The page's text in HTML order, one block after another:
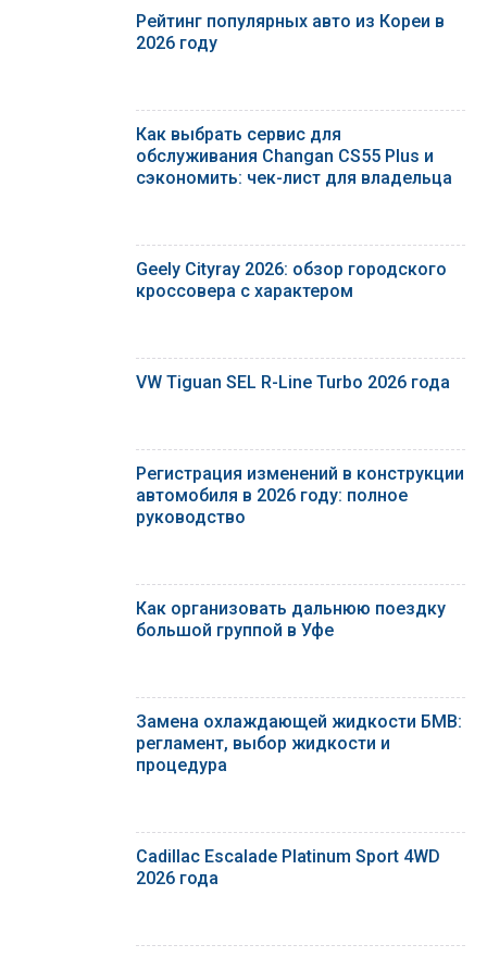
Рейтинг популярных авто из Кореи в
2026 году
Как выбрать сервис для
обслуживания Changan CS55 Plus и
сэкономить: чек-лист для владельца
Geely Cityray 2026: обзор городского
кроссовера с характером
VW Tiguan SEL R-Line Turbo 2026 года
Регистрация изменений в конструкции
автомобиля в 2026 году: полное
руководство
Как организовать дальнюю поездку
большой группой в Уфе
Замена охлаждающей жидкости БМВ:
регламент, выбор жидкости и
процедура
Cadillac Escalade Platinum Sport 4WD
2026 года